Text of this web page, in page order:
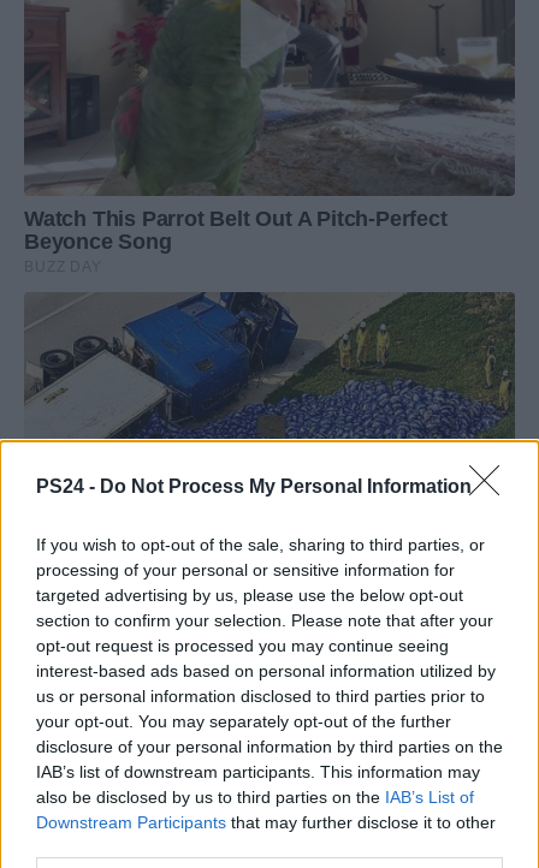
PS24 - Do Not Process My Personal Information
If you wish to opt-out of the sale, sharing to third parties, or
processing of your personal or sensitive information for
targeted advertising by us, please use the below opt-out
section to confirm your selection. Please note that after your
opt-out request is processed you may continue seeing
interest-based ads based on personal information utilized by
us or personal information disclosed to third parties prior to
your opt-out. You may separately opt-out of the further
disclosure of your personal information by third parties on the
IAB’s list of downstream participants. This information may
also be disclosed by us to third parties on the IAB’s List of
Downstream Participants that may further disclose it to other